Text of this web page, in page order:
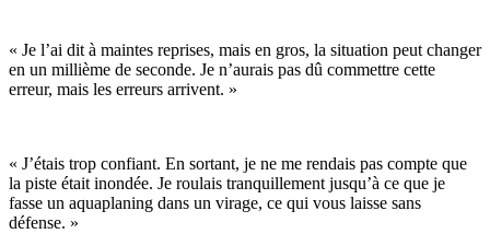
« Je l’ai dit à maintes reprises, mais en gros, la situation peut changer
en un millième de seconde. Je n’aurais pas dû commettre cette
erreur, mais les erreurs arrivent. »
« J’étais trop confiant. En sortant, je ne me rendais pas compte que
la piste était inondée. Je roulais tranquillement jusqu’à ce que je
fasse un aquaplaning dans un virage, ce qui vous laisse sans
défense. »